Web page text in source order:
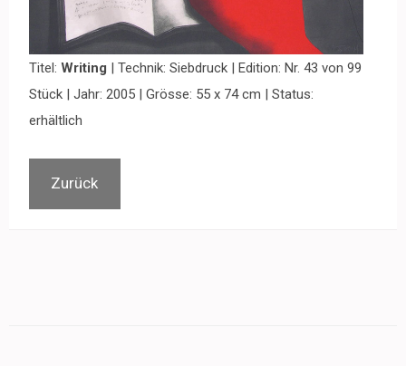
Titel: Writing | Technik: Siebdruck | Edition: Nr. 43 von 99
Stück | Jahr: 2005 | Grösse: 55 x 74 cm | Status:
erhältlich
Zurück